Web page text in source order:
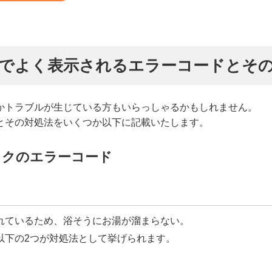
よく表示されるエラーコードとそ
ラブルが生じている方もいらっしゃるかもしれません。
の対処法をいくつか以下に記載いたします。
のエラーコード
いるため、浴そうにお湯が溜まらない。
の2つが対処法として挙げられます。